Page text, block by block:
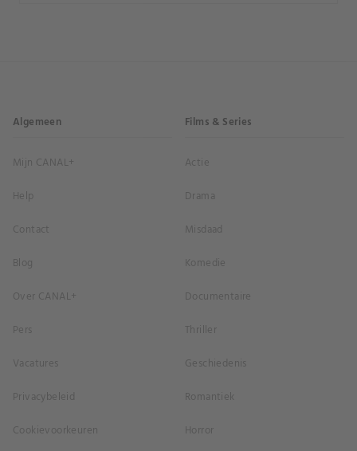
Algemeen
Mijn CANAL+
Help
Contact
Blog
Over CANAL+
Pers
Vacatures
Privacybeleid
Cookievoorkeuren
Films & Series
Actie
Drama
Misdaad
Komedie
Documentaire
Thriller
Geschiedenis
Romantiek
Horror